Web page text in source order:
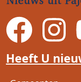
Heeft U
Voet